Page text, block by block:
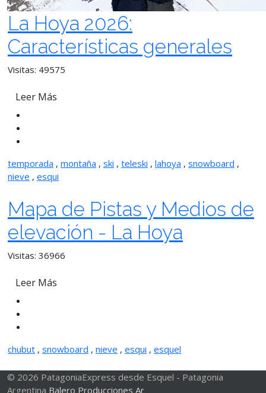
La Hoya 2026:
Características generales
Visitas: 49575
Leer Más
temporada , montaña , ski , teleski , lahoya , snowboard ,
nieve , esqui
Mapa de Pistas y Medios de
elevación - La Hoya
Visitas: 36966
Leer Más
chubut , snowboard , nieve , esqui , esquel
© 2026 PatagoniaExpress desde Esquel - Patagonia
Argentina Balero Producciones Ar